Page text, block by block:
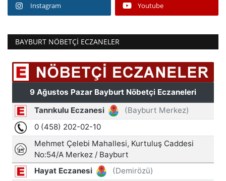
Biyografi
Ulaşım
Instagram Youtube
BAYBURT NÖBETÇI ECZANELER